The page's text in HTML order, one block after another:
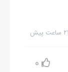
پیش
0